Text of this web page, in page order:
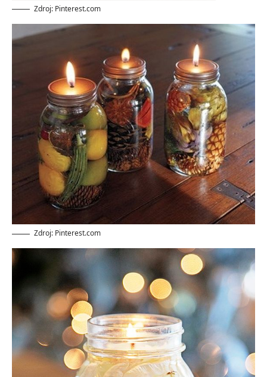
Zdroj: Pinterest.com
Zdroj: Pinterest.com